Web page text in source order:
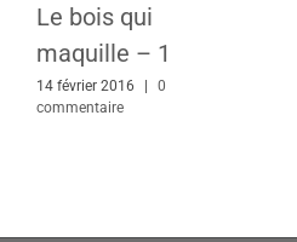
Le bois qui
maquille – 1
14 février 2016 |
0
commentaire